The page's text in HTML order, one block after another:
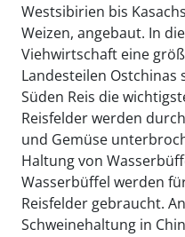
Westsibirien bis
Weizen, angebaut. In
Viehwirtschaft eine
Landesteilen Ostchinas
Süden Reis die
Reisfelder werden
und Gemüse
Haltung von
Wasserbüffel werden
Reisfelder gebraucht.
Schweinehaltung in